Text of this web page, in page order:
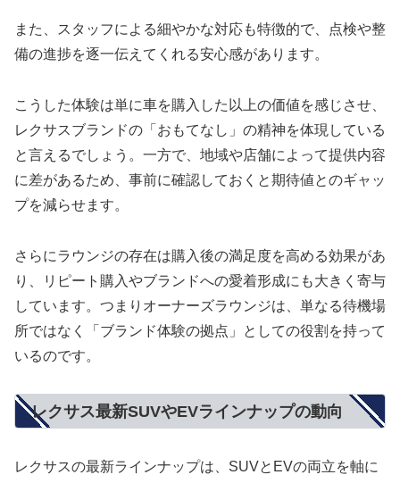
また、スタッフによる細やかな対応も特徴的で、点検や整
備の進捗を逐一伝えてくれる安心感があります。
こうした体験は単に車を購入した以上の価値を感じさせ、
レクサスブランドの「おもてなし」の精神を体現している
と言えるでしょう。一方で、地域や店舗によって提供内容
に差があるため、事前に確認しておくと期待値とのギャッ
プを減らせます。
さらにラウンジの存在は購入後の満足度を高める効果があ
り、リピート購入やブランドへの愛着形成にも大きく寄与
しています。つまりオーナーズラウンジは、単なる待機場
所ではなく「ブランド体験の拠点」としての役割を持って
いるのです。
レクサス最新SUVやEVラインナップの動向
レクサスの最新ラインナップは、SUVとEVの両立を軸に